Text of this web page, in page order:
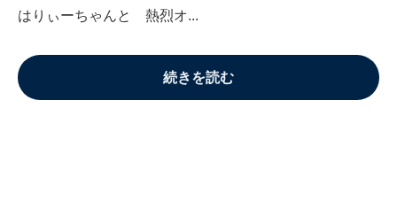
はりぃーちゃんと 熱烈オ...
続きを読む